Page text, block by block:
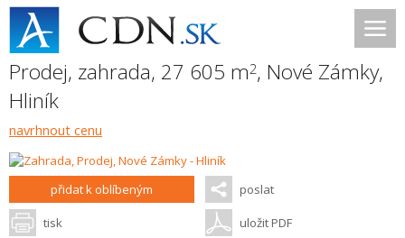
Prodej, zahrada, 27 605 m2, Nové Zámky,
Hliník
navrhnout cenu
přidat k oblíbeným poslat
tisk uložit PDF